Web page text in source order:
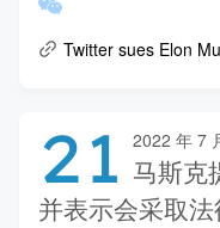
Twitter sues Elon
21 2022 年 7
马斯克
并表示会采取